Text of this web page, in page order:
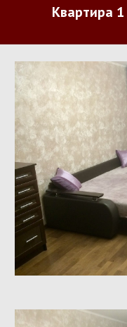
Квартира 1